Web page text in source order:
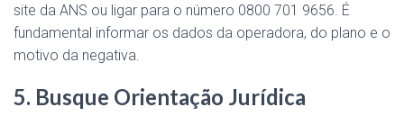
site da ANS ou ligar para o número 0800 701 9656. É
fundamental informar os dados da operadora, do plano e o
motivo da negativa.
5. Busque Orientação Jurídica